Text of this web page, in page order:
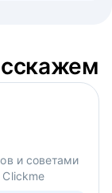
и советами